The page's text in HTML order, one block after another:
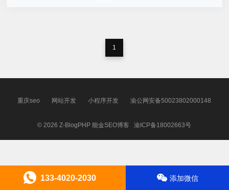
1
重庆seo 网站开发 小程序开发 渝公网安备50023802000148
© 2026Z-BlogPHP 能金SEO博客渝ICP备18002663号
133-4020-2030 添加微信